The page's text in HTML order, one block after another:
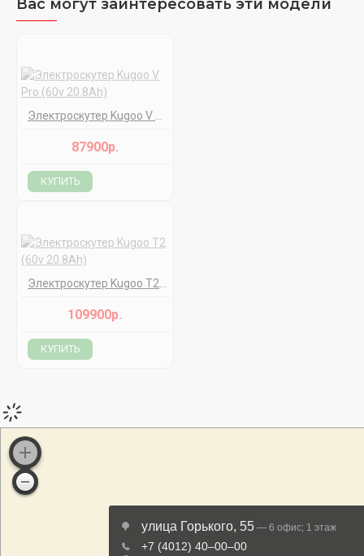
Вас могут заинтересовать эти модели
Электроскутер Kugoo V Pro (60v 20.8Ah)
87900р.
КУПИТЬ
Электроскутер Kugoo T2 (60v 20.8Ah)
109900р.
КУПИТЬ